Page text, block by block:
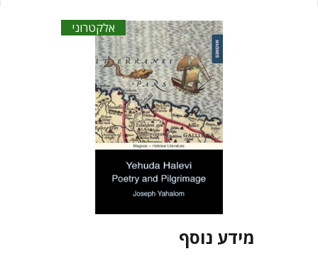
אלקטרוני
מידע נוסף